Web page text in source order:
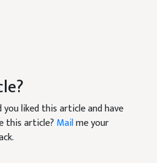
you liked this article and have
this article? Mailme your